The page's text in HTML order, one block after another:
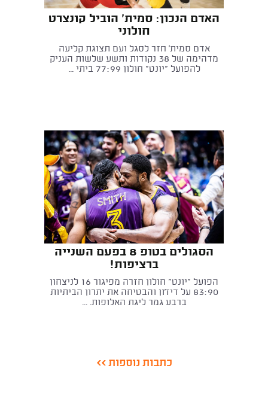
האדם הנכון: סמית' הוביל קונצרט
חולוני
אדם סמית' חזר לסגל ועם תצוגת קליעה
מדהימה של 38 נקודות ותשע שלשות העניק
להפועל "יונט" חולון 77:99 ביתי ...
הסגולים בטופ 8 בפעם השנייה
ברציפות!
הפועל "יונט" חולון חזרה מפיגור 16 לניצחון
83:90 על דיז'ון והבטיחה את יתרון הביתיות
ברבע גמר ליגת האלופות. ...
כתבות נוספות >>